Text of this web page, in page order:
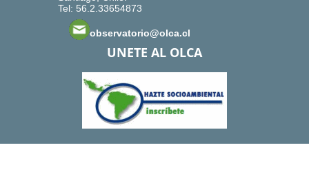
Tel: 56.2.33654873
observatorio@olca.cl
UNETE AL OLCA